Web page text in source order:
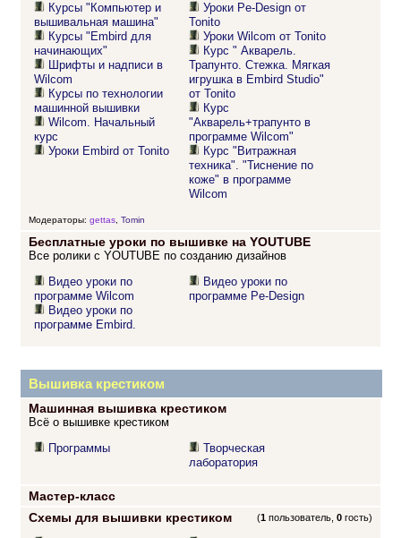
Курсы "Компьютер и
вышивальная машина"
Курсы "Embird для
начинающих"
Шрифты и надписи в
Wilcom
Курсы по технологии
машинной вышивки
Wilcom. Начальный
курс
Уроки Embird от Tonito
Уроки Pe-Design от
Tonito
Уроки Wilcom от Tonito
Курс " Акварель.
Трапунто. Стежка. Мягкая
игрушка в Embird Studio"
от Tonito
Курс
"Акварель+трапунто в
программе Wilcom"
Курс "Витражная
техника". "Тиснение по
коже" в программе
Wilcom
Модераторы: gettas, Tomin
Бесплатные уроки по вышивке на YOUTUBE
Все ролики с YOUTUBE по созданию дизайнов
Видео уроки по
программе Wilcom
Видео уроки по
программе Embird.
Видео уроки по
программе Pe-Design
Вышивка крестиком
Машинная вышивка крестиком
Всё о вышивке крестиком
Программы
Творческая
лаборатория
Мастер-класс
Схемы для вышивки крестиком
(1 пользователь,0 гость)